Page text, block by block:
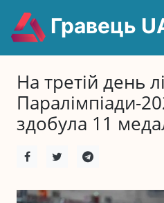
Гравець
На третій день
Паралімпіади-
здобула 11